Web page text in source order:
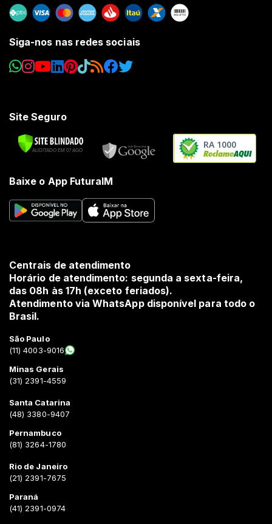
Siga-nos nas redes sociais
Site Seguro
RA 1000
Baixe o App FuturaIM
Centrais de atendimento
Horário de atendimento: segunda a sexta-feira,
das 08h às 17h (exceto feriados).
Atendimento via WhatsApp disponível para todo o
Brasil.
São Paulo
(11) 4003-9016
Minas Gerais
(31) 2391-4559
Santa Catarina
(48) 3380-9407
Pernambuco
(81) 3264-1780
Rio de Janeiro
(21) 2391-7675
Paraná
(41) 2391-0974